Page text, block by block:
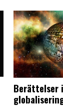
Berättelser i